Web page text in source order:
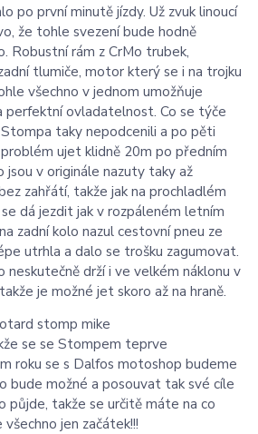
po první minutě jízdy. Už zvuk linoucí
že tohle svezení bude hodně
Robustní rám z CrMo trubek,
tlumiče, motor který se i na trojku
všechno v jednom umožňuje
perfektní ovladatelnost. Co se týče
taky nepodcenili a po pěti
ujet klidně 20m po předním
jsou v originále nazuty taky až
zahřátí, takže jak na prochladlém
dá jezdit jak v rozpáleném letním
zadní kolo nazul cestovní pneu ze
utrhla a dalo se trošku zagumovat.
drží i ve velkém náklonu v
je možné jet skoro až na hraně.
se se Stompem teprve
roku se s Dalfos motoshop budeme
bude možné a posouvat tak své cíle
půjde, takže se určitě máte na co
jen začátek!!!